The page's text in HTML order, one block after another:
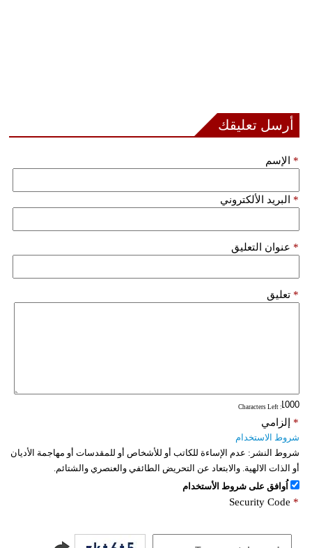
أرسل تعليقك
الإسم *
البريد الألكتروني *
عنوان التعليق *
تعليق *
: Characters Left
إلزامي *
شروط الاستخدام
شروط النشر: عدم الإساءة للكاتب أو للأشخاص أو للمقدسات أو مهاجمة الأديان
أو الذات الالهية. والابتعاد عن التحريض الطائفي والعنصري والشتائم.
اُوافق على شروط الأستخدام
Security Code *